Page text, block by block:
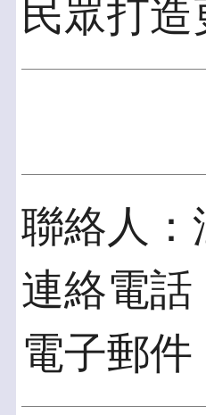
民眾打
聯絡人：
連絡電話
電子郵件